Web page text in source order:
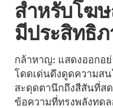
สำหรับโฆ
มีประสิทธิภ
กล้าหาญ: แสดงออกอ
โดดเด่นดึงดูดความสน
สะดุดตานึกถึงสีสันที่ส
ข้อความที่ทรงพลังทด